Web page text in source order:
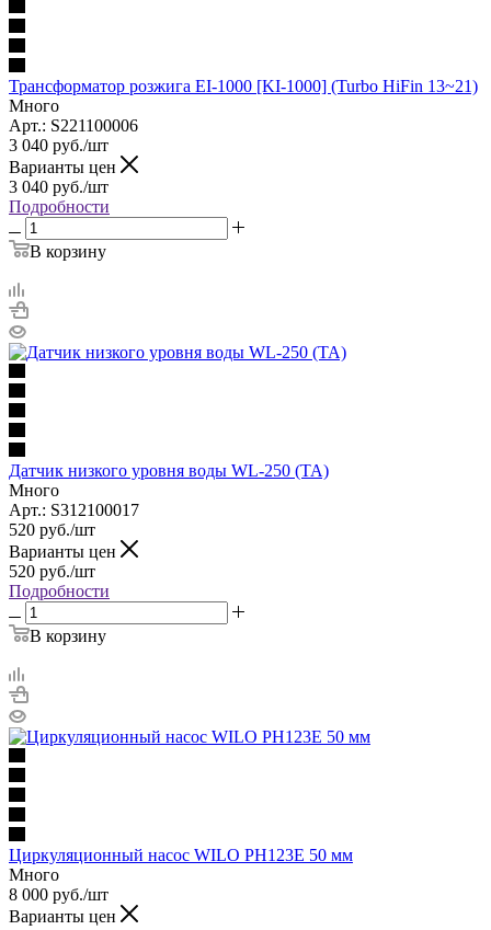
Трансформатор розжига EI-1000 [KI-1000] (Turbo HiFin 13~21)
Много
Арт.: S221100006
3 040 руб./шт
Варианты цен
3 040 руб./шт
Подробности
В корзину
Датчик низкого уровня воды WL-250 (TA)
Много
Арт.: S312100017
520 руб./шт
Варианты цен
520 руб./шт
Подробности
В корзину
Циркуляционный насос WILO PH123E 50 мм
Много
8 000 руб./шт
Варианты цен